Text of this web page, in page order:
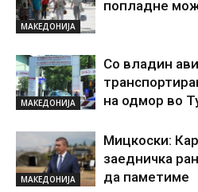
МАКЕДОНИЈА
попладне
МАКЕДОНИЈА
Со владин
на одмор во
МАКЕДОНИЈА
Мицкоски:
заедничка
да паметиме